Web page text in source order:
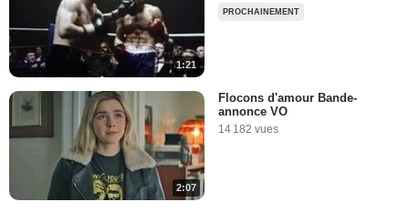
1:21
PROCHAINEMENT
2:07
Flocons d'amour Bande-
annonce VO
14 182 vues